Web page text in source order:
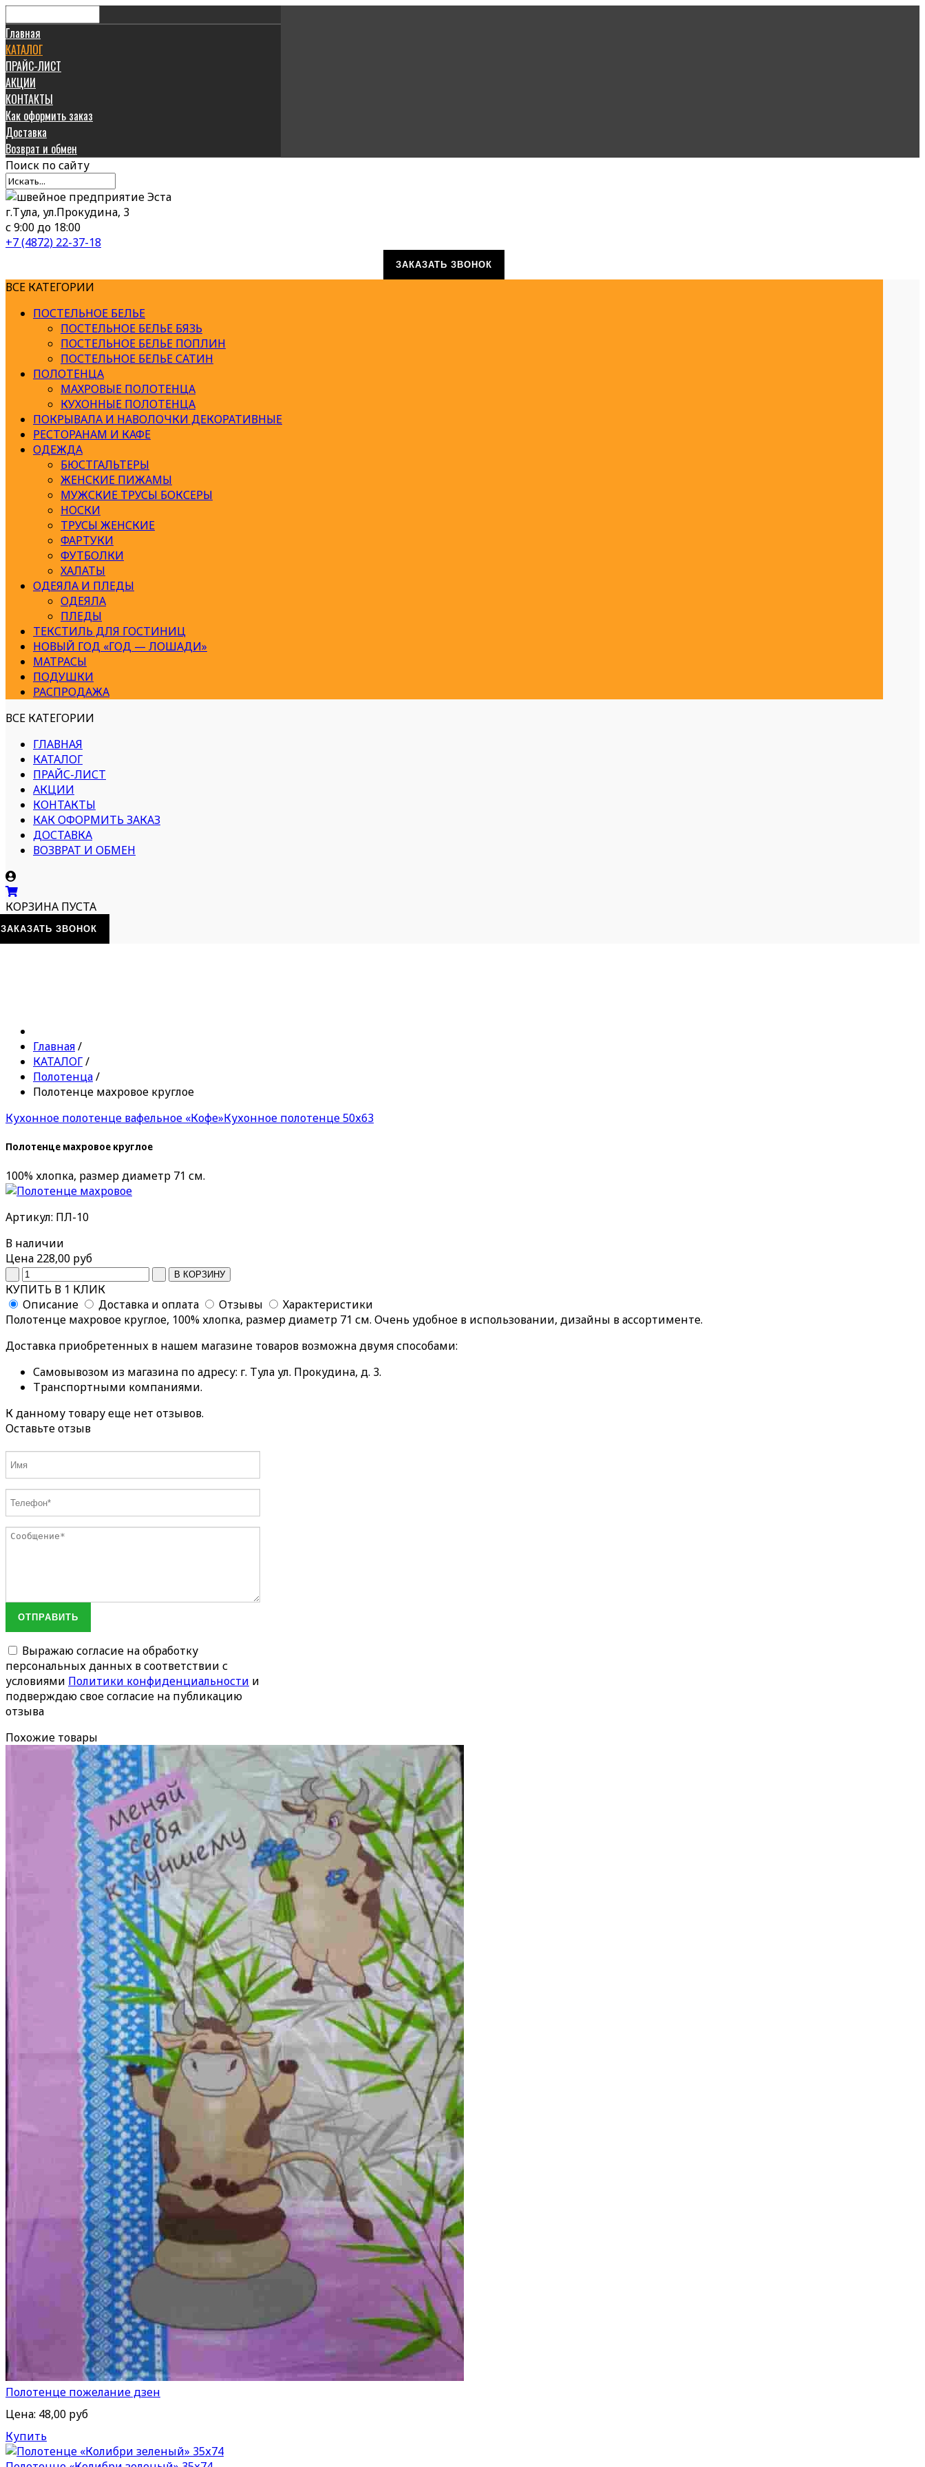
Главная
КАТАЛОГ
ПРАЙС-ЛИСТ
АКЦИИ
КОНТАКТЫ
Как оформить заказ
Доставка
Возврат и обмен
Поиск по сайту
г.Тула, ул.Прокудина, 3
с 9:00 до 18:00
+7 (4872) 22-37-18
ЗАКАЗАТЬ ЗВОНОК
ВСЕ КАТЕГОРИИ
ПОСТЕЛЬНОЕ БЕЛЬЕ
ПОСТЕЛЬНОЕ БЕЛЬЕ БЯЗЬ
ПОСТЕЛЬНОЕ БЕЛЬЕ ПОПЛИН
ПОСТЕЛЬНОЕ БЕЛЬЕ САТИН
ПОЛОТЕНЦА
МАХРОВЫЕ ПОЛОТЕНЦА
КУХОННЫЕ ПОЛОТЕНЦА
ПОКРЫВАЛА И НАВОЛОЧКИ ДЕКОРАТИВНЫЕ
РЕСТОРАНАМ И КАФЕ
ОДЕЖДА
БЮСТГАЛЬТЕРЫ
ЖЕНСКИЕ ПИЖАМЫ
МУЖСКИЕ ТРУСЫ БОКСЕРЫ
НОСКИ
ТРУСЫ ЖЕНСКИЕ
ФАРТУКИ
ФУТБОЛКИ
ХАЛАТЫ
ОДЕЯЛА И ПЛЕДЫ
ОДЕЯЛА
ПЛЕДЫ
ТЕКСТИЛЬ ДЛЯ ГОСТИНИЦ
НОВЫЙ ГОД «ГОД — ЛОШАДИ»
МАТРАСЫ
ПОДУШКИ
РАСПРОДАЖА
ВСЕ КАТЕГОРИИ
ГЛАВНАЯ
КАТАЛОГ
ПРАЙС-ЛИСТ
АКЦИИ
КОНТАКТЫ
КАК ОФОРМИТЬ ЗАКАЗ
ДОСТАВКА
ВОЗВРАТ И ОБМЕН
КОРЗИНА ПУСТА
ЗАКАЗАТЬ ЗВОНОК
Главная/
КАТАЛОГ/
Полотенца/
Полотенце махровое круглое
Кухонное полотенце вафельное «Кофе»Кухонное полотенце 50х63
Полотенце махровое круглое
100% хлопка, размер диаметр 71 см.
Артикул: ПЛ-10
В наличии
Цена 228,00 руб
КУПИТЬ В 1 КЛИК
Описание
Доставка и оплата Отзывы
Характеристики
Полотенце махровое круглое, 100% хлопка, размер диаметр 71 см. Очень удобное в использовании, дизайны в ассортименте.
Доставка приобретенных в нашем магазине товаров возможна двумя способами:
Самовывозом из магазина по адресу: г. Тула ул. Прокудина, д. 3.
Транспортными компаниями.
К данному товару еще нет отзывов.
Оставьте отзыв
ОТПРАВИТЬ
Выражаю согласие на обработку
персональных данных в соответствии с
условиями Политики конфиденциальности и
подверждаю свое согласие на публикацию
отзыва
Похожие товары
Полотенце пожелание дзен
Цена: 48,00 руб
Купить